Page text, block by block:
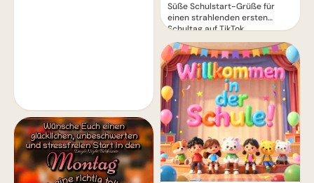
Süße Schulstart-Grüße für
einen strahlenden ersten
Schultag auf TikTok